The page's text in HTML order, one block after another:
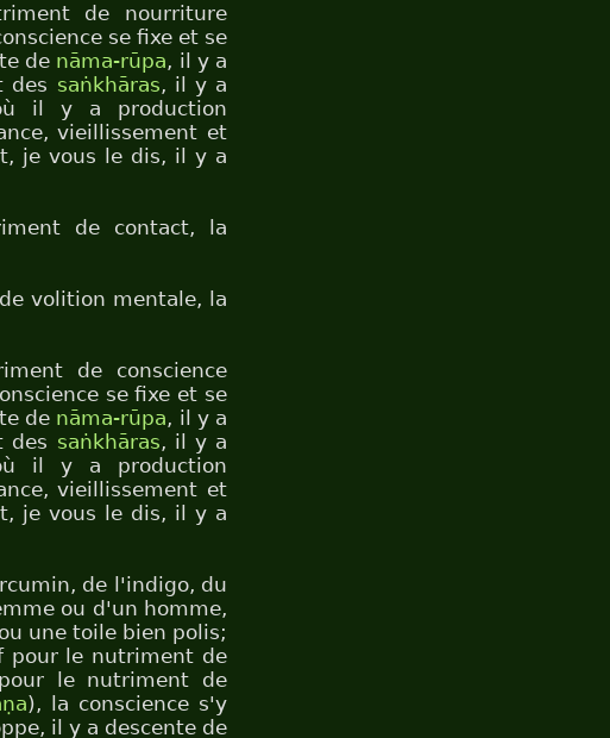
de nourriture
se fixe et se
de nāma-rūpa, il y a
des saṅkhāras, il y a
il y a production
vieillissement et
je vous le dis, il y a
de contact, la
volition mentale, la
de conscience
se fixe et se
de nāma-rūpa, il y a
des saṅkhāras, il y a
il y a production
vieillissement et
je vous le dis, il y a
de l'indigo, du
ou d'un homme,
une toile bien polis;
pour le nutriment de
le nutriment de
), la conscience s'y
il y a descente de